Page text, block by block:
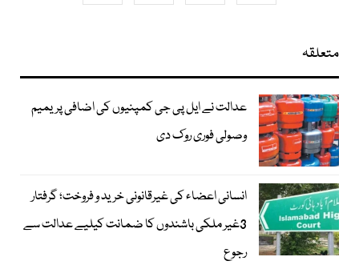
متعلقہ
عدالت نے ایل پی جی کمپنیوں کی اضافی پریمیم
وصولی فوری روک دی
انسانی اعضاء کی غیرقانونی خرید و فروخت؛ گرفتار
3غیر ملکی باشندوں کا ضمانت کیلیے عدالت سے
رجوع